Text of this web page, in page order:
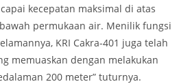
kecepatan maksimal di atas
permukaan air. Menilik fungsi
KRI Cakra-401 juga telah
memuaskan dengan melakukan
200 meter” tuturnya.